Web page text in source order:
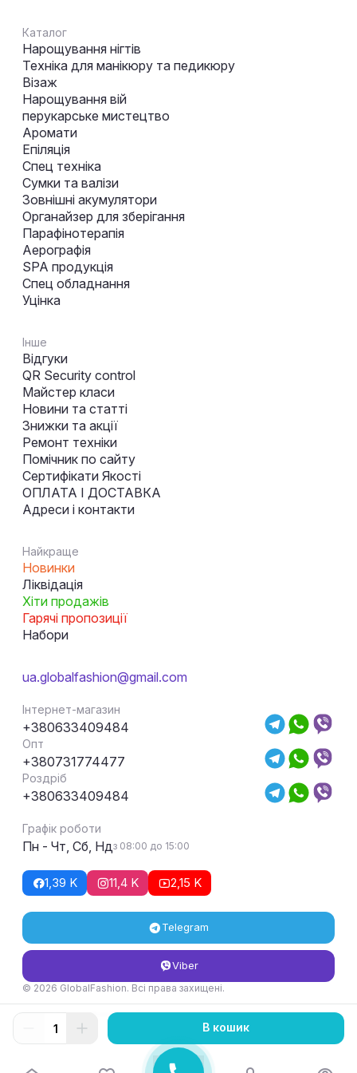
Каталог
Нарощування нігтів
Техніка для манікюру та педикюру
Візаж
Нарощування вій
перукарське мистецтво
Аромати
Епіляція
Спец техніка
Сумки та валізи
Зовнішні акумулятори
Органайзер для зберігання
Парафінотерапія
Аерографія
SPA продукція
Спец обладнання
Уцінка
Інше
Відгуки
QR Security control
Майстер класи
Новини та статті
Знижки та акції
Ремонт техніки
Помічник по сайту
Сертифікати Якості
ОПЛАТА І ДОСТАВКА
Адреси і контакти
Найкраще
Новинки
Ліквідація
Хіти продажів
Гарячі пропозиції
Набори
ua.globalfashion@gmail.com
Інтернет-магазин
+380633409484
Опт
+380731774477
Роздріб
+380633409484
Графік роботи
Пн - Чт, Сб, Ндз 08:00 до 15:00
1,39 K 11,4 K 2,15 K
Telegram
Viber
© 2026 GlobalFashion. Всі права захищені.
Умови повернення та обміну товару
В кошик